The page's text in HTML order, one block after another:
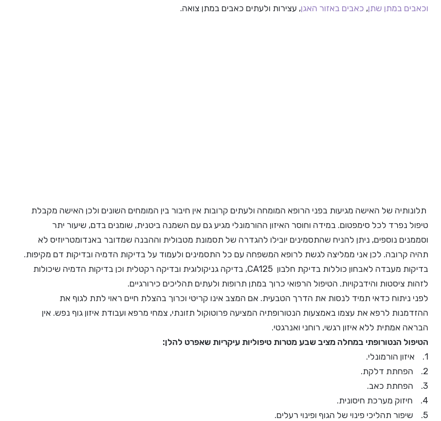
וכאבים במתן שתן, כאבים באזור האגן, עצירות ולעתים כאבים במתן צואה.
תלונותיה של האישה מגיעות בפני הרופא המומחה ולעתים קרובות אין חיבור בין המומחים השונים ולכן האישה מקבלת
טיפול נפרד לכל סימפטום. במידה וחוסר האיזון ההורמונלי מגיע גם עם השמנה ביטנית, שומנים בדם, שיעור יתר
וסממנים נוספים, ניתן להניח שהתסמינים יובילו להגדרה של תסמונת מטבולית וההבנה שמדובר באנדומטריוזיס לא
תהיה קרובה. לכן אני ממליצה לגשת לרופא המשפחה עם כל התסמינים ולעמוד על בדיקות הדמיה ובדיקות דם מקיפות.
בדיקות מעבדה לאבחון כוללות בדיקת חלבון CA125, בדיקה גניקולוגית ובדיקה רקטלית וכן בדיקות הדמיה שיכולות
לזהות ציסטות והידבקויות. הטיפול הרפואי כרוך במתן תרופות ולעתים תהליכים כירורגיים.
לפני ניתוח כדאי תמיד לנסות את הדרך הטבעית. אם המצב אינו קריטי וכרוך בהצלת חיים ראוי לתת לגוף את
ההזדמנות לרפא את עצמו באמצעות הנטורופתיה המציעה פרוטוקול תזונתי, צמחי מרפא ועבודת איזון גוף נפש. אין
הבראה אמתית ללא איזון רגשי, רוחני ואנרגטי.
הטיפול הנטורופתי במחלה מציב שבע מטרות טיפוליות עיקריות שאפרט להלן:
1. איזון הורמונלי.
2. הפחתת דלקת.
3. הפחתת כאב.
4. חיזוק מערכת חיסונית.
5. שיפור תהליכי פינוי של הגוף ופינוי רעלים.